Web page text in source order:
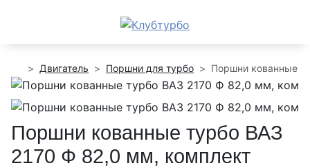
Двигатель Поршни для турбо Поршни кованные
Поршни кованные турбо ВАЗ
2170 Ф 82,0 мм, комплект